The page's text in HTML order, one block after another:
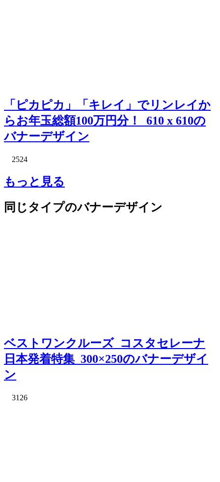
「ピカピカ」「キレイ」でリンレイか
らお年玉総額100万円分！_610 x 610の
バナーデザイン
2524
もっと見る
同じタイプのバナーデザイン
ベストワンクルーズ_コスタセレーナ
日本発着特集_300×250のバナーデザイ
ン
3126